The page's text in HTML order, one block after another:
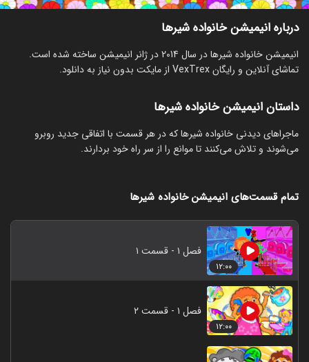
درباره انیمیشن خانواده شیرها
انیمیشن خانواده شیرها در سال 2014 در ژانر انیمیشن ساخته شده است.
تماشای آنلاین و رایگان VexTrex از مایکت بدون نیاز به دانلود.
داستان انیمیشن خانواده شیرها
‏ماجراهای دیدنی خانواده شیرها که در هر قسمت با اتفاقی جدید روبرو
می‌شوند و تلاش می‌کنند تا موانع را از سر راه خود بردارند.
تمام قسمت‌های انیمیشن خانواده شیرها
۱۲:۰۰
فصل ۱ - قسمت ۱
۱۲:۰۰
فصل ۱ - قسمت ۲